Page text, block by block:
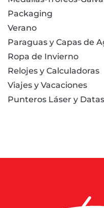
Packaging
Verano
Paraguas y Capas de
Ropa de Invierno
Relojes y Calculadoras
Viajes y Vacaciones
Punteros Láser y